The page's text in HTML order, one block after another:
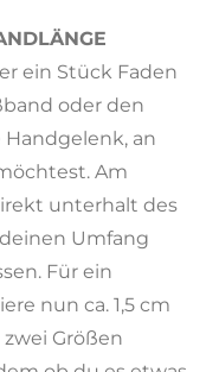
ein Stück Faden
oder den
an
Am
unterhalt des
Umfang
Für ein
nun ca. 1,5 cm
Größen